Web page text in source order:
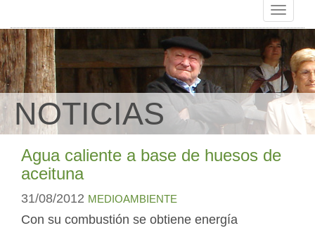
Toggle
NOTICIAS
Agua caliente a base de huesos de
aceituna
31/08/2012 MEDIOAMBIENTE
Con su combustión se obtiene energía